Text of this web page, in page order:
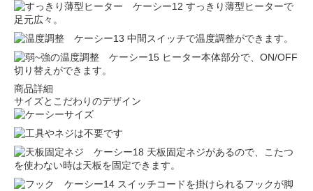
すっきり薄型ヒーターで
足元広々。
中間スイッチで温度調整ができます。
ヒーター本体部分で、ON/OFF
切り替えができます。
商品詳細
サイズとこだわりのデザイン
天板固定ネジがあるので、こたつ
を使わない時は天板を固定できます。
スイッチコードを掛けられるフックが脚